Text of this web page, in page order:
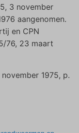
3 november
aangenomen.
en CPN
76, 23 maart
1975, p.